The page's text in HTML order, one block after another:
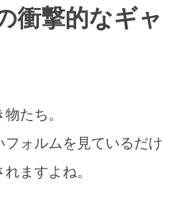
衝撃的なギャ
たち。
ォルムを見ているだけ
ますよね。